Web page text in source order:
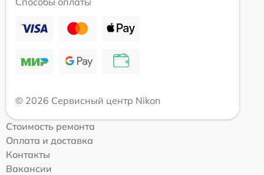
© 2026 Сервисный центр Nikon
Стоимость ремонта
Оплата и доставка
Контакты
Вакансии